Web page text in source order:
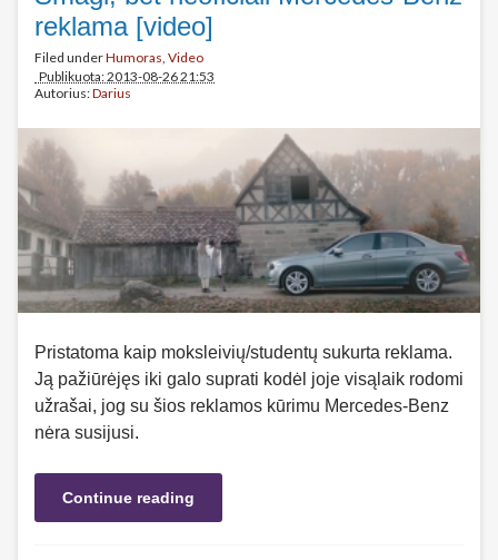
reklama [video]
Filed underHumoras Video
Publikuota: 2013-08-26 21:53
Autorius:Darius
Pristatoma kaip moksleivių/studentų sukurta reklama.
Ją pažiūrėjęs iki galo suprati kodėl joje visąlaik rodomi
užrašai, jog su šios reklamos kūrimu Mercedes-Benz
nėra susijusi.
Continue reading